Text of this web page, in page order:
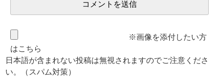
※画像を添付したい方
はこちら
日本語が含まれない投稿は無視されますのでご注意くださ
い。（スパム対策）